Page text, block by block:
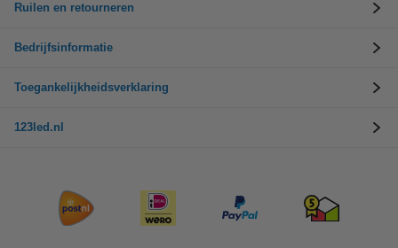
Ruilen en retourneren
Bedrijfsinformatie
Toegankelijkheidsverklaring
123led.nl